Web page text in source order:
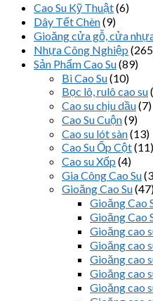
Cao Su Kỹ Thuật(6)
Dây Tết Chèn(9)
Gioăng cửa gỗ, cửa
Nhựa Công Nghiệp
Sản Phẩm Cao Su(89)
Bi Cao Su(10)
Bọc lô, rulô cao su
Cao su chịu dầu(7)
Cao Su Cuộn(9)
Cao su lót sàn(13)
Cao Su Ốp Cột(11)
Cao su Xốp (4)
Gia Công Cao Su
Gioăng Cao Su
Gioăng Cao
Gioăng Cao
Gioăng cao
Gioăng cao
Gioăng cao
Gioăng cao
Gioăng cao